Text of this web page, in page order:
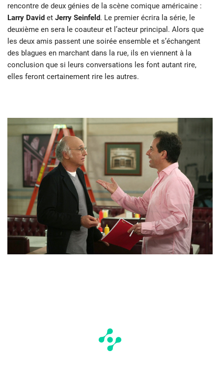
rencontre de deux génies de la scène comique américaine :
Larry David et Jerry Seinfeld. Le premier écrira la série, le
deuxième en sera le coauteur et l’acteur principal. Alors que
les deux amis passent une soirée ensemble et s’échangent
des blagues en marchant dans la rue, ils en viennent à la
conclusion que si leurs conversations les font autant rire,
elles feront certainement rire les autres.